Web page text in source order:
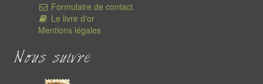
Formulaire de contact
Le livre d'or
Mentions légales
Nous suivre